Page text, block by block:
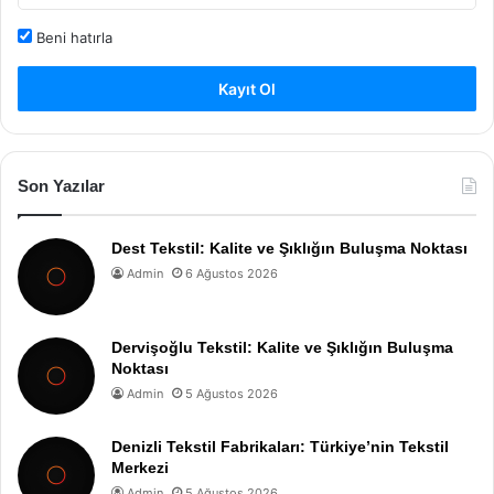
Beni hatırla
Kayıt Ol
Son Yazılar
Dest Tekstil: Kalite ve Şıklığın Buluşma Noktası
Admin 6 Ağustos 2026
Dervişoğlu Tekstil: Kalite ve Şıklığın Buluşma
Noktası
Admin 5 Ağustos 2026
Denizli Tekstil Fabrikaları: Türkiye’nin Tekstil
Merkezi